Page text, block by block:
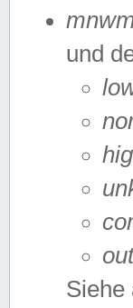
und
Siehe